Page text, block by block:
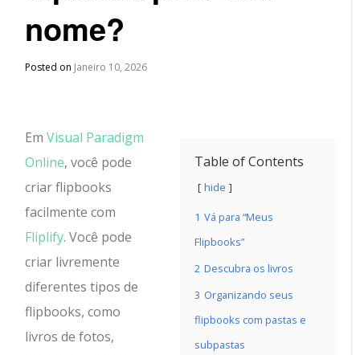
nome?
Posted on Janeiro 10, 2026
Table of Contents
hide
1 Vá para “Meus
Flipbooks”
2 Descubra os livros
3 Organizando seus
flipbooks com pastas e
subpastas
EmVisual Paradigm
Online, você pode
criar flipbooks
facilmente com
Fliplify. Você pode
criar livremente
diferentes tipos de
flipbooks, como
livros de fotos,